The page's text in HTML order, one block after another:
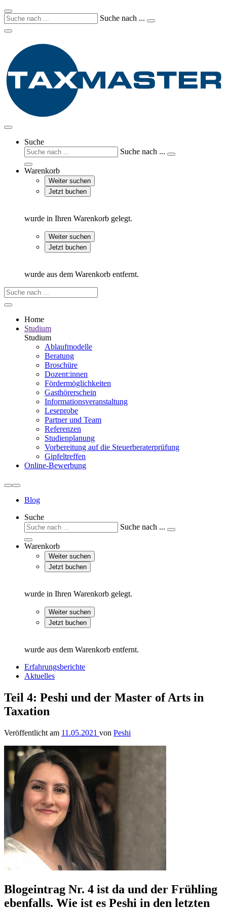
Suche nach ...
Suche
Suche nach ...
Warenkorb
Weiter suchen
Jetzt buchen
wurde in Ihren Warenkorb gelegt.
Weiter suchen
Jetzt buchen
wurde aus dem Warenkorb entfernt.
Home
Studium
Studium
Ablaufmodelle
Beratung
Broschüre
Dozent:innen
Fördermöglichkeiten
Gasthörerschein
Informationsveranstaltung
Leseprobe
Partner und Team
Referenzen
Studienplanung
Vorbereitung auf die Steuerberater­prüfung
Gipfeltreffen
Online-Bewerbung
Blog
Suche
Suche nach ...
Warenkorb
Weiter suchen
Jetzt buchen
wurde in Ihren Warenkorb gelegt.
Weiter suchen
Jetzt buchen
wurde aus dem Warenkorb entfernt.
Erfahrungsberichte
Aktuelles
Teil 4: Peshi und der Master of Arts in
Taxation
Veröffentlicht am 11.05.2021 von Peshi
Blogeintrag Nr. 4 ist da und der Frühling
ebenfalls. Wie ist es Peshi in den letzten